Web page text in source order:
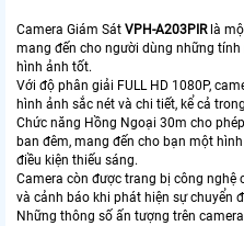
Camera Giám Sát VPH-A203PIRlà
mang đến cho người dùng những
hình ảnh tốt.
Với độ phân giải FULL HD 1080P,
hình ảnh sắc nét và chi tiết, kể cả
Chức năng Hồng Ngoại 30m cho
ban đêm, mang đến cho bạn một
điều kiện thiếu sáng.
Camera còn được trang bị công nghệ
và cảnh báo khi phát hiện sự chuyển
Những thông số ấn tượng trên